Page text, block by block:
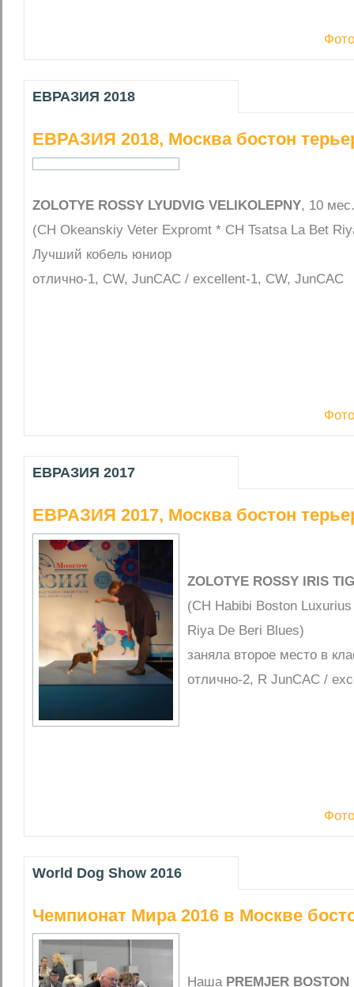
ЕВРАЗИЯ 2018
ЕВРАЗИЯ 2018, Москва бостон
ZOLOTYE ROSSY LYUDVIG VELIKOLEPNY, 10 мес.
(CH Okeanskiy Veter Expromt * CH Tsatsa La Bet
Лучший кобель юниор
отлично-1, CW, JunCAC / excellent-1, CW, JunCAC
ЕВРАЗИЯ 2017
ЕВРАЗИЯ 2017, Москва бостон
ZOLOTYE ROSSY IRIS
(CH Habibi Boston
Riya De Beri Blues)
заняла второе место в
отлично-2, R JunCAC /
World Dog Show 2016
Чемпионат Мира 2016 в Москве
Наша PREMJER